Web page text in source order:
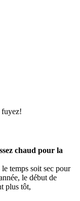
fuyez!
chaud pour la
temps soit sec pour
le début de
plus tôt,